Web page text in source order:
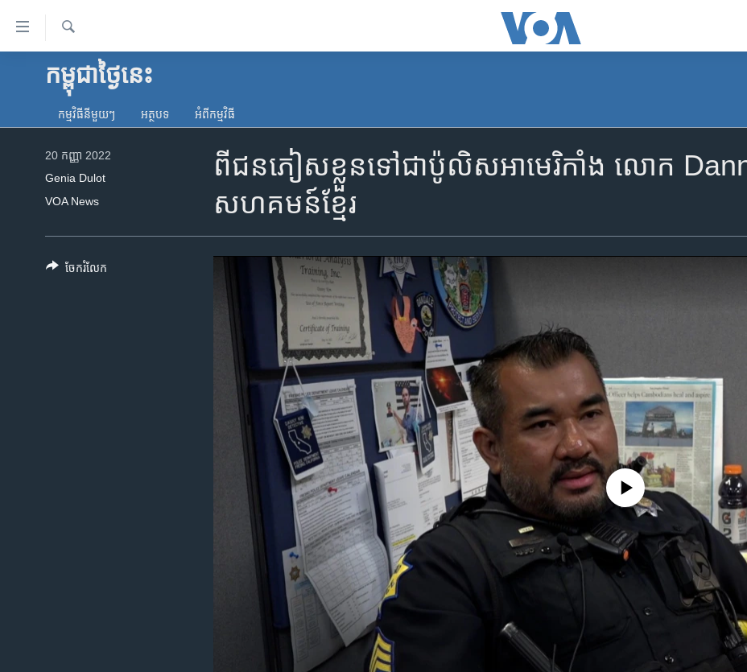
ទៅ​
គេហទំព័រ​
ទាក់ទង
និង​អាមេរិក
ទូរទស្សន៍ / វីដេអូ​
រក
កម្ពុជាថ្ងៃនេះ
កម្មវិធី​នីមួយៗ អត្ថបទ​ អំពី​កម្មវិធី​
ពី​ជនភៀសខ្លួន​ទៅ​ជា​ប៉ូលិស​អាមេរិកាំង លោក
សហគមន៍​ខ្មែរ
20 កញ្ញា 2022
Genia Dulot
VOA News
No media source currently available
ចែករំលែក